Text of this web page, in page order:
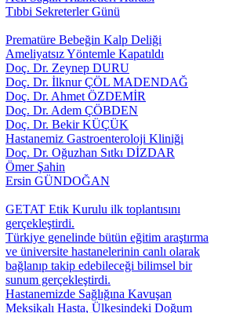
Tıbbi Sekreterler Günü
Prematüre Bebeğin Kalp Deliği
Ameliyatsız Yöntemle Kapatıldı
Doç. Dr. Zeynep DURU
Doç. Dr. İlknur ÇÖL MADENDAĞ
Doç. Dr. Ahmet ÖZDEMİR
Doç. Dr. Adem ÇÖBDEN
Doç. Dr. Bekir KÜÇÜK
Hastanemiz Gastroenteroloji Kliniği
Doç. Dr. Oğuzhan Sıtkı DİZDAR
Ömer Şahin
Ersin GÜNDOĞAN
GETAT Etik Kurulu ilk toplantısını
gerçekleştirdi.
Türkiye genelinde bütün eğitim araştırma
ve üniversite hastanelerinin canlı olarak
bağlanıp takip edebileceği bilimsel bir
sunum gerçekleştirdi.
Hastanemizde Sağlığına Kavuşan
Meksikalı Hasta, Ülkesindeki Doğum